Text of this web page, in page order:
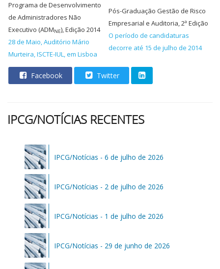
Programa de Desenvolvimento
de Administradores Não
Executivo (ADMNE), Edição 2014
28 de Maio, Auditório Mário
Murteira, ISCTE-IUL, em Lisboa
Pós-Graduação Gestão de Risco
Empresarial e Auditoria, 2ª Edição
O período de candidaturas
decorre até 15 de julho de 2014
Facebook Twitter
IPCG/NOTÍCIAS RECENTES
IPCG/Notícias - 6 de julho de 2026
IPCG/Notícias - 2 de julho de 2026
IPCG/Notícias - 1 de julho de 2026
IPCG/Notícias - 29 de junho de 2026